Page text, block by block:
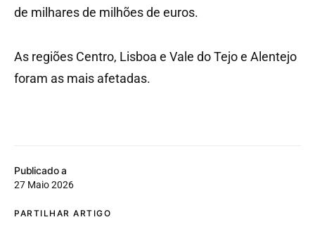
Publicado a
27 Maio 2026
PARTILHAR ARTIGO
de milhares de milhões de euros.
As regiões Centro, Lisboa e Vale do Tejo e Alentejo
foram as mais afetadas.